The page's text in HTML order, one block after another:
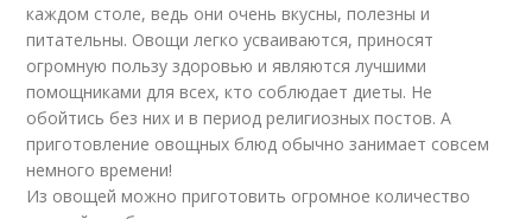
каждом столе, ведь они очень вкусны, полезны и
питательны. Овощи легко усваиваются, приносят
огромную пользу здоровью и являются лучшими
помощниками для всех, кто соблюдает диеты. Не
обойтись без них и в период религиозных постов. А
приготовление овощных блюд обычно занимает совсем
немного времени!
Из овощей можно приготовить огромное количество